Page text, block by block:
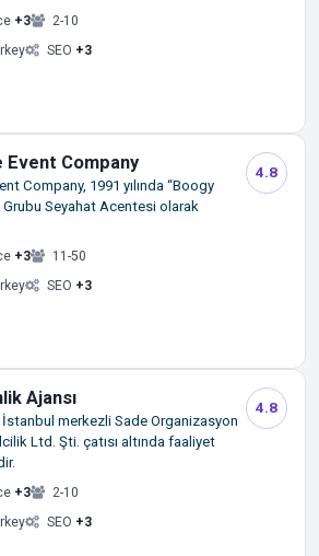
+3
2-10
SEO +3
Event Company
Company, 1991 yılında “Boogy
Grubu Seyahat Acentesi olarak
+3
11-50
SEO +3
4.8
Ajansı
merkezli Sade Organizasyon
Ltd. Şti. çatısı altında faaliyet
+3
2-10
SEO +3
4.8